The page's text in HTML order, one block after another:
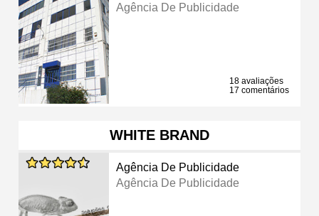
Agência De Publicidade
18 avaliações
17 comentários
WHITE BRAND
Agência De Publicidade
Agência De Publicidade